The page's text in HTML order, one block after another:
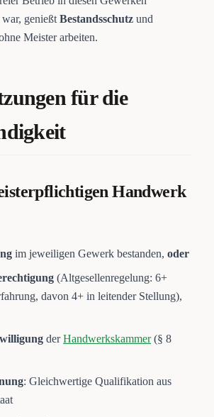
genießt Bestandsschutz und
Meister arbeiten.
für die
Handwerk
im jeweiligen Gewerk bestanden, oder
(Altgesellenregelung: 6+
davon 4+ in leitender Stellung),
derHandwerkskammer(§ 8
: Gleichwertige Qualifikation aus